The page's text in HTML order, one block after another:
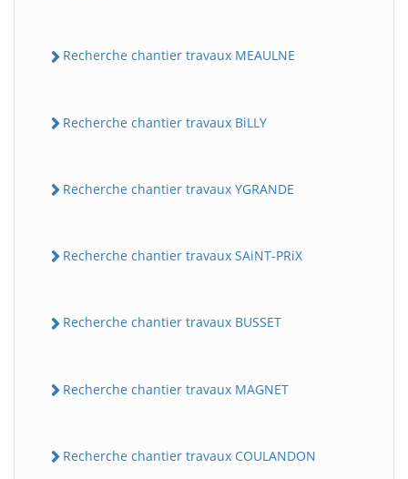
Recherche chantier travaux MEAULNE
Recherche chantier travaux BiLLY
Recherche chantier travaux YGRANDE
Recherche chantier travaux SAiNT-PRiX
Recherche chantier travaux BUSSET
Recherche chantier travaux MAGNET
Recherche chantier travaux COULANDON